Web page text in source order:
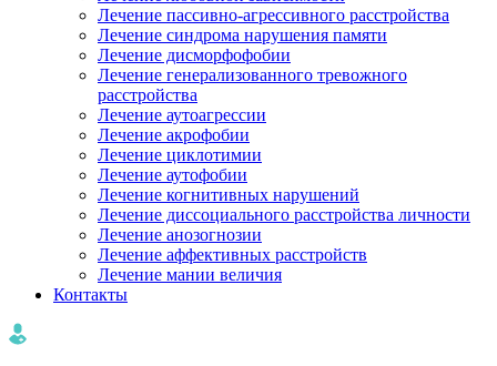
Лечение пассивно-агрессивного расстройства
Лечение синдрома нарушения памяти
Лечение дисморфофобии
Лечение генерализованного тревожного
расстройства
Лечение аутоагрессии
Лечение акрофобии
Лечение циклотимии
Лечение аутофобии
Лечение когнитивных нарушений
Лечение диссоциального расстройства личности
Лечение анозогнозии
Лечение аффективных расстройств
Лечение мании величия
Контакты